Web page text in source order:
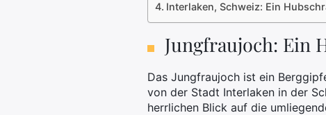
Interlaken, Schweiz: Ein
Jungfraujoch: Ein
Das Jungfraujoch ist ein
von der Stadt Interlaken in der
herrlichen Blick auf die